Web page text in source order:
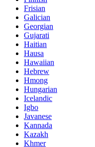
Frisian
Galician
Georgian
Gujarati
Haitian
Hausa
Hawaiian
Hebrew
Hmong
Hungarian
Icelandic
Igbo
Javanese
Kannada
Kazakh
Khmer